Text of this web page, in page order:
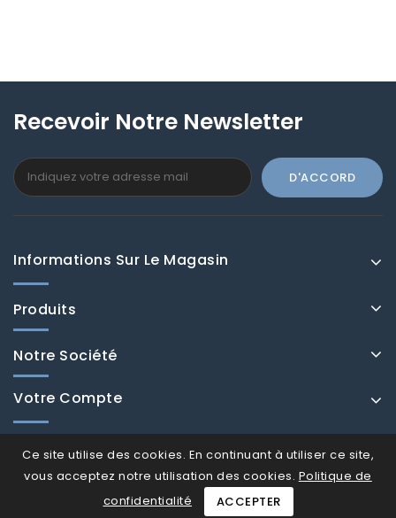
Recevoir Notre Newsletter
Informations Sur Le Magasin
Produits
Notre Société
Votre Compte
Ce site utilise des cookies. En continuant à utiliser ce site,
vous acceptez notre utilisation des cookies. Politique de
confidentialité
ACCEPTER